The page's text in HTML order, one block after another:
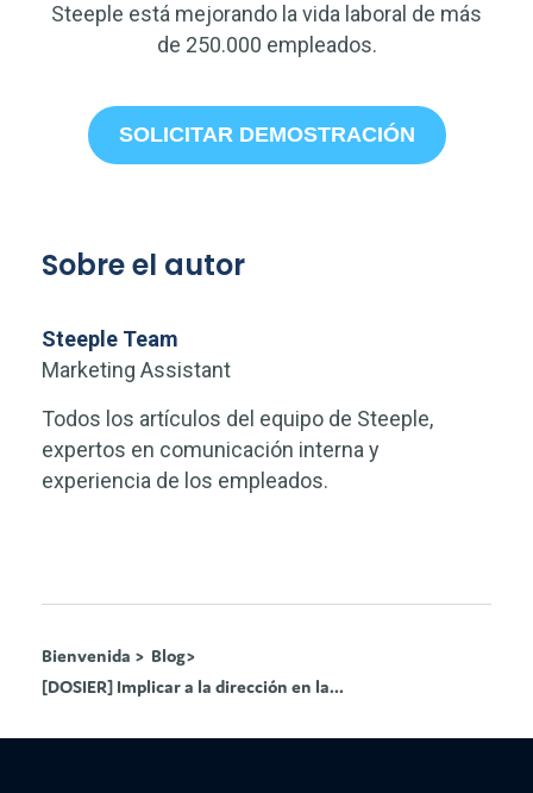
Steeple está mejorando la vida laboral de más
de 250.000 empleados.
SOLICITAR DEMOSTRACIÓN
Sobre el autor
Steeple Team
Marketing Assistant
Todos los artículos del equipo de Steeple,
expertos en comunicación interna y
experiencia de los empleados.
Bienvenida > Blog>
[DOSIER] Implicar a la dirección en la...